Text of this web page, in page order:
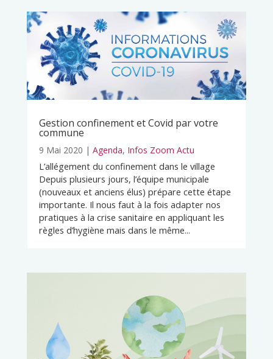
Gestion confinement et Covid par votre
commune
9 Mai 2020 | Agenda, Infos Zoom Actu
L’allégement du confinement dans le village
Depuis plusieurs jours, l’équipe municipale
(nouveaux et anciens élus) prépare cette étape
importante. Il nous faut à la fois adapter nos
pratiques à la crise sanitaire en appliquant les
règles d’hygiène mais dans le même...